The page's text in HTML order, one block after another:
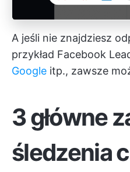
A jeśli nie znajdziesz
przykład Facebook
Google itp., zawsze
3 główne
śledzenia